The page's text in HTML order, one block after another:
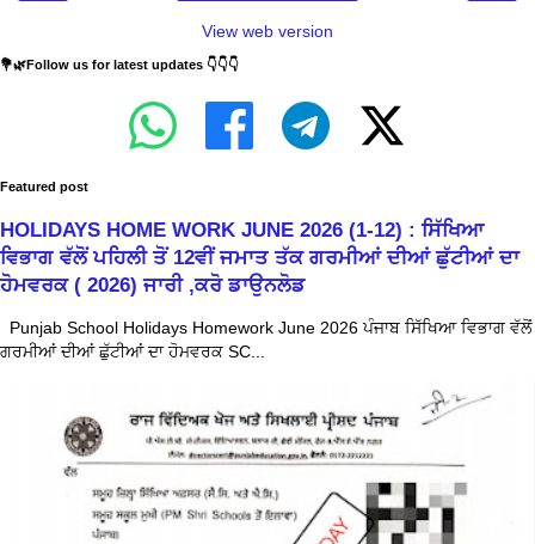
View web version
💐🌿Follow us for latest updates 👇👇👇
Featured post
HOLIDAYS HOME WORK JUNE 2026 (1-12) : ਸਿੱਖਿਆ
ਵਿਭਾਗ ਵੱਲੋਂ ਪਹਿਲੀ ਤੋਂ 12ਵੀਂ ਜਮਾਤ ਤੱਕ ਗਰਮੀਆਂ ਦੀਆਂ ਛੁੱਟੀਆਂ ਦਾ
ਹੋਮਵਰਕ ( 2026) ਜਾਰੀ ,ਕਰੋ ਡਾਉਨਲੋਡ
Punjab School Holidays Homework June 2026 ਪੰਜਾਬ ਸਿੱਖਿਆ ਵਿਭਾਗ ਵੱਲੋਂ
ਗਰਮੀਆਂ ਦੀਆਂ ਛੁੱਟੀਆਂ ਦਾ ਹੋਮਵਰਕ SC...